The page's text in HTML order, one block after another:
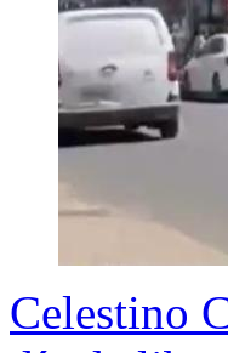
Celestino